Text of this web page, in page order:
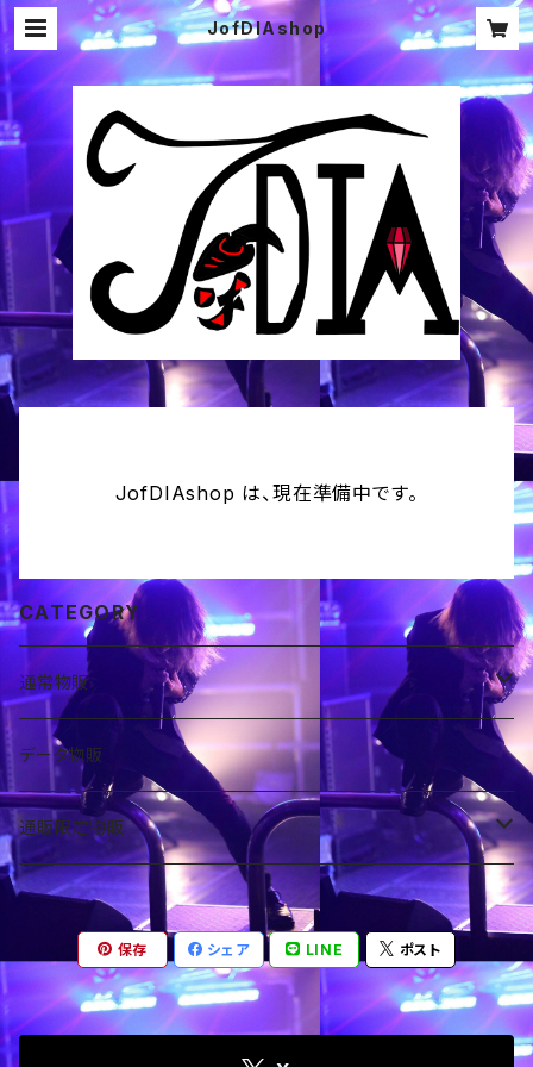
JofDIAshop
JofDIAshop は、現在準備中です。
CATEGORY
通常物販
CD
アルバム
小物
ミュージックカード
シングル
データ物販
通販限定物販
データ通販
音源
バラエティ通販
写真類
保存 シェア LINE ポスト